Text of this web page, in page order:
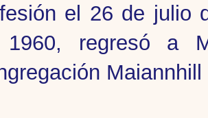
el 26 de julio
1960, regresó a